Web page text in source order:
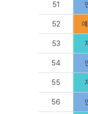
51
52
53
54
55
56